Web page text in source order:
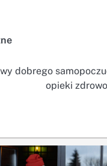
dobrego
opieki